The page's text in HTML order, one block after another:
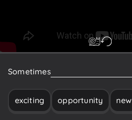
Sometimes
exciting opportunity new